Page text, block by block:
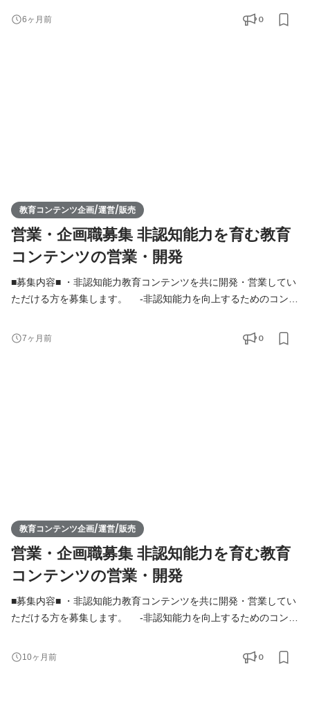
ます。 -コンテンツを広げていくための活動にも従事していただ
きます。 -個人向け：コンテンツを企画し、ブランディング・
6ヶ月前 0
教育コンテンツ企画/運営/販売
営業・企画職募集 非認知能力を育む教育
コンテンツの営業・開発
■募集内容■ ・非認知能力教育コンテンツを共に開発・営業してい
ただける方を募集します。 -非認知能力を向上するためのコンテ
ます。 -コンテンツを広げていくための活動にも従事していただ
きます。 -個人向け：コンテンツを企画し、ブランディング・
7ヶ月前 0
教育コンテンツ企画/運営/販売
営業・企画職募集 非認知能力を育む教育
コンテンツの営業・開発
■募集内容■ ・非認知能力教育コンテンツを共に開発・営業してい
ただける方を募集します。 -非認知能力を向上するためのコンテ
ます。 -コンテンツを広げていくための活動にも従事していただ
きます。 -個人向け：コンテンツを企画し、ブランディング・
10ヶ月前 0